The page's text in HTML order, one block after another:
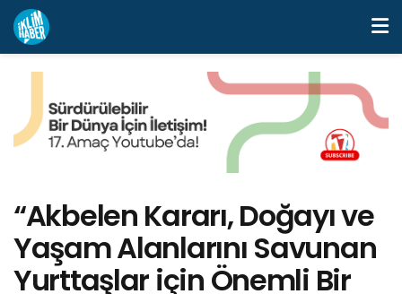
“Akbelen Kararı, Doğayı ve
Yaşam Alanlarını Savunan
Yurttaşlar için Önemli Bir